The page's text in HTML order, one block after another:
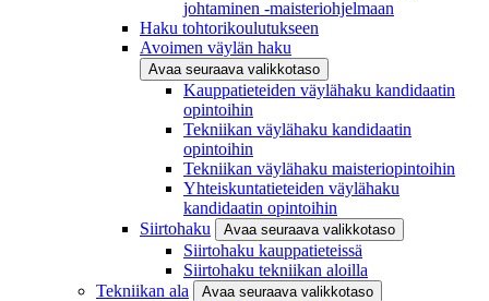
johtaminen -maisteriohjelmaan
Haku tohtorikoulutukseen
Avoimen väylän haku
Avaa seuraava valikkotaso
Kauppatieteiden väylähaku kandidaatin
opintoihin
Tekniikan väylähaku kandidaatin
opintoihin
Tekniikan väylähaku maisteriopintoihin
Yhteiskuntatieteiden väylähaku
kandidaatin opintoihin
Siirtohaku
Avaa seuraava valikkotaso
Siirtohaku kauppatieteissä
Siirtohaku tekniikan aloilla
Tekniikan ala
Avaa seuraava valikkotaso